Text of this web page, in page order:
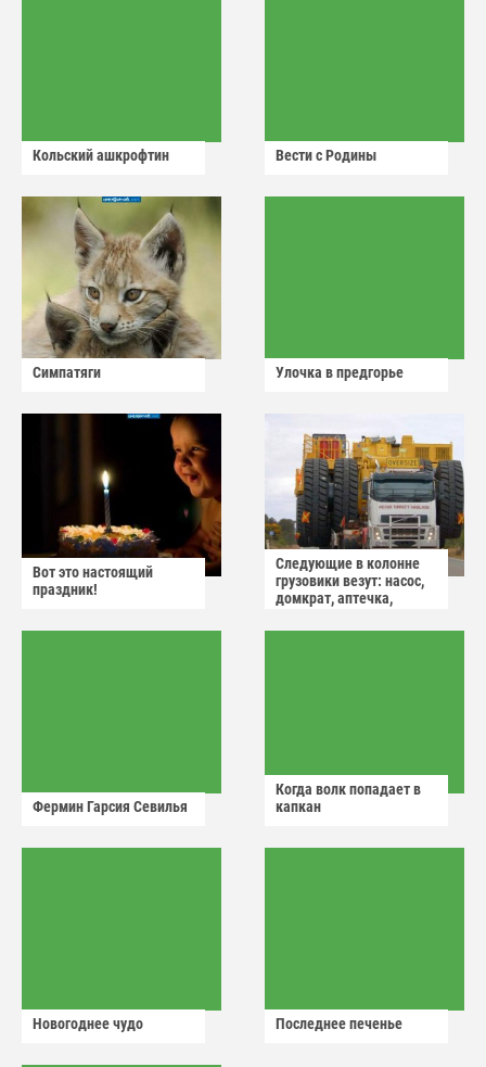
Кольский ашкрофтин Вести с Родины
Симпатяги Улочка в предгорье
Вот это настоящий
праздник!
Следующие в колонне
грузовики везут: насос,
домкрат, аптечка,
Фермин Гарсия Севилья
Когда волк попадает в
капкан
Новогоднее чудо Последнее печенье